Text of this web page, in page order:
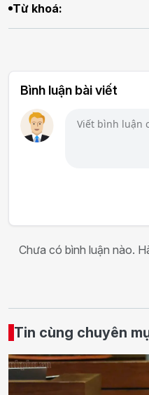
Từ khoá:
Bình luận bài viết
Chưa có bình luận nào.
Tin cùng chuyên